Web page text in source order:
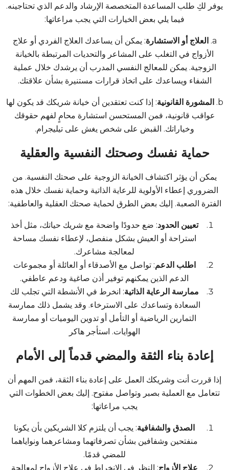
يوفر لكِ طلب المساعدة المتخصصة الإرشاد والدعم الذي تحتاجينه.
فيما يلي بعض الخيارات التي يجب مراعاتها:
a. العلاج أو الاستشارة: يمكن أن يساعدك العلاج الفردي أو علاج
الأزواج في التغلب على المشاعر والتحديات المرتبطة بالخيانة
الزوجية. يمكن للمعالج النفسي المدرب أن يرشدك خلال عملية
الشفاء ويساعدك على اتخاذ قرارات مستنيرة بشأن علاقتك.
b. المشورة القانونية: إذا كنت تعتقدين أن خيانة شريكك قد يكون لها
عواقب قانونية، فمن المستحسن استشارة محامٍ لفهم حقوقك
وخياراتك. القبض على شخص يغش على تيليجرام.
حماية نفسك وصحتك النفسية والعقلية
يمكن أن يؤثر اكتشاف الخيانة الزوجية على صحتك النفسية. من
الضروري إعطاء الأولوية للرعاية الذاتية وحماية نفسك خلال هذه
الفترة الصعبة. إليك بعض الطرق لحماية صحتك العقلية والعاطفية:
تعيين الحدود: ضع حدودًا واضحة مع شريك حياتك، مثل أخذ
استراحة أو العيش بشكل منفصل، لإعطاء نفسك مساحة
لمعالجة مشاعرك.
اطلب الدعم: تواصل مع الأصدقاء أو العائلة أو مجموعات
الدعم الذين يمكنهم توفير أذن صاغية ودعم عاطفي.
ممارسة الرعاية الذاتية: انخرط في الأنشطة التي تجلب لك
السعادة وتساعدك على الاسترخاء. وقد يشمل ذلك ممارسة
التمارين الرياضية أو التأمل أو تدوين اليوميات أو ممارسة
الهوايات. استأجر هاكر
إعادة بناء الثقة والمضي قدماً إلى الأمام
إذا قررت أنت وشريكك العمل على إعادة بناء الثقة، فمن المهم أن
تتعامل مع العملية بصبر وتواصل مفتوح. إليك بعض الخطوات التي
يجب مراعاتها:
الصدق والشفافية: يجب أن يلتزم كلا الشريكين بأن يكونا
منفتحين وشفافين بشأن تصرفاتهما ومشاعرهما ونواياهما
للمضي قدمًا.
علاج الأزواج: النظر في الانخراط في علاج الأزواج لمعالجة